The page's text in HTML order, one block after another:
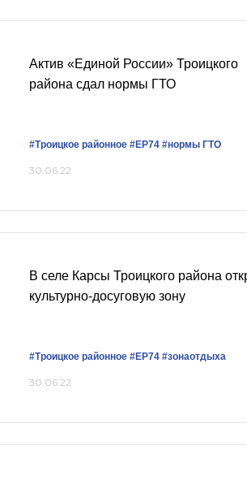
Актив «Единой России» Троицкого
района сдал нормы ГТО
#Троицкое районное #ЕР74 #нормы ГТО
30.06.22
В селе Карсы Троицкого района
культурно-досуговую зону
#Троицкое районное #ЕР74 #зонаотдыха
30.06.22